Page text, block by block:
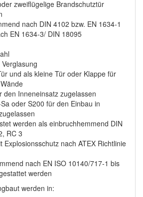
zweiflügelige Brandschutztür
nach DIN 4102 bzw. EN 1634-1
EN 1634-3/ DIN 18095
und als kleine Tür oder Klappe für
den Inneneinsatz zugelassen
oder S200 für den Einbau in
werden als einbruchhemmend DIN
RC 3
Explosionsschutz nach ATEX Richtlinie
nach EN ISO 10140/717-1 bis
werden
werden in: